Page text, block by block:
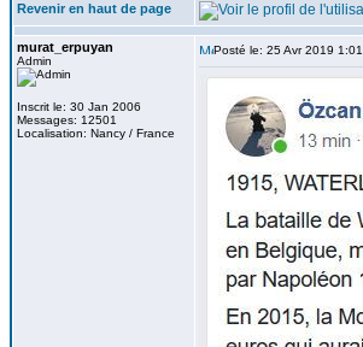
Revenir en haut de page
murat_erpuyan
Admin
Inscrit le: 30 Jan 2006
Messages: 12501
Localisation: Nancy / France
Posté le: 25 Avr 2019 1:01